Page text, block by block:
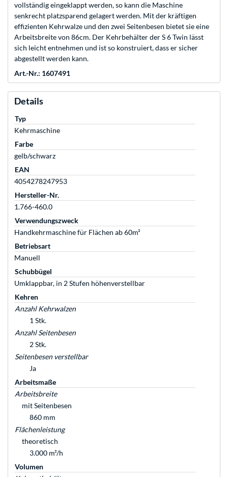
vollständig eingeklappt werden, so kann die Maschine
senkrecht platzsparend gelagert werden. Mit der kräftigen
effizienten Kehrwalze und den zwei Seitenbesen bietet sie eine
Arbeitsbreite von 86cm. Der Kehrbehälter der S 6 Twin lässt
sich leicht entnehmen und ist so konstruiert, dass er sicher
abgestellt werden kann.
Art.-Nr.: 1607491
Details
Typ
Kehrmaschine
Farbe
gelb/schwarz
EAN
4054278247953
Hersteller-Nr.
1.766-460.0
Verwendungszweck
Handkehrmaschine für Flächen ab 60m²
Betriebsart
Manuell
Schubbügel
Umklappbar, in 2 Stufen höhenverstellbar
Kehren
Anzahl Kehrwalzen
1 Stk.
Anzahl Seitenbesen
2 Stk.
Seitenbesen verstellbar
Ja
Arbeitsmaße
Arbeitsbreite
mit Seitenbesen
860 mm
Flächenleistung
theoretisch
3.000 m²/h
Volumen